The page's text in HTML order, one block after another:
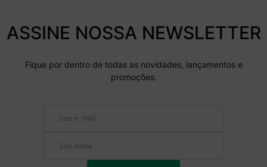
ASSINE NOSSA NEWSLETTER
Fique por dentro de todas as novidades, lançamentos e
promoções.